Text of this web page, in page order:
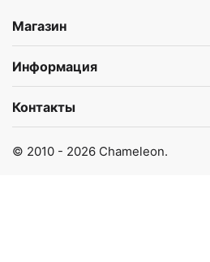
Магазин
Информация
Контакты
© 2010 - 2026 Chameleon.